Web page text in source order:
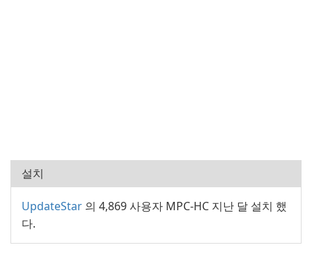
설치
UpdateStar 의 4,869 사용자 MPC-HC 지난 달 설치 했
다.